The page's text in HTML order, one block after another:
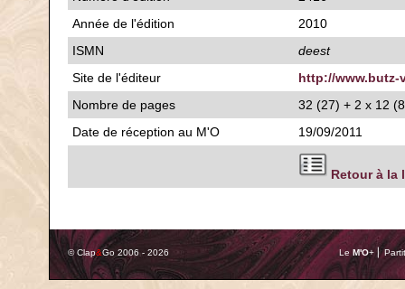
Année de l'édition
2010
ISMN
deest
Site de l'éditeur
http://www.butz-
Nombre de pages
32 (27) + 2 x 12
Date de réception au M'O
19/09/2011
Retour à la
© Clap&Go 2006 - 2026 Le M'O+ ⎢